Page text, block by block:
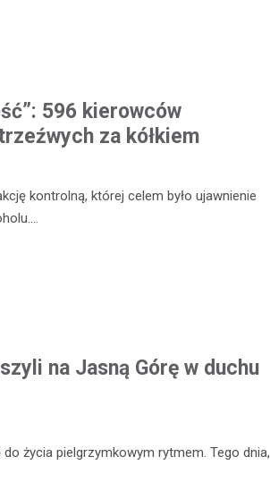
596 kierowców
za kółkiem
kontrolną, której celem było ujawnienie
na Jasną Górę w duchu
życia pielgrzymkowym rytmem. Tego dnia,